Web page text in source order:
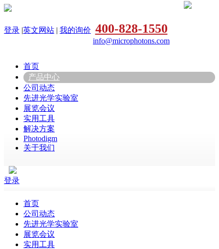
登录 |英文网站 | 我的询价 400-828-1550
info@microphotons.com
首页
产品中心
公司动态
先进光学实验室
展览会议
实用工具
解决方案
Photodigm
关于我们
登录
首页
公司动态
先进光学实验室
展览会议
实用工具